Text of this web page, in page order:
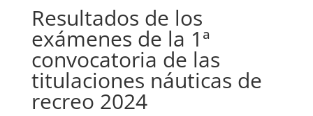
Resultados de los
exámenes de la 1ª
convocatoria de las
titulaciones náuticas de
recreo 2024